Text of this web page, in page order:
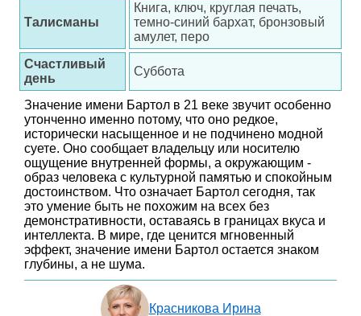
Талисманы
Книга, ключ, круглая печать,
темно-синий бархат, бронзовый
амулет, перо
Счастливый
день
Суббота
Значение имени Бартол в 21 веке звучит особенно
утонченно именно потому, что оно редкое,
исторически насыщенное и не подчинено модной
суете. Оно сообщает владельцу или носителю
ощущение внутренней формы, а окружающим -
образ человека с культурной памятью и спокойным
достоинством. Что означает Бартол сегодня, так
это умение быть не похожим на всех без
демонстративности, оставаясь в границах вкуса и
интеллекта. В мире, где ценится мгновенный
эффект, значение имени Бартол остается знаком
глубины, а не шума.
Красникова Ирина